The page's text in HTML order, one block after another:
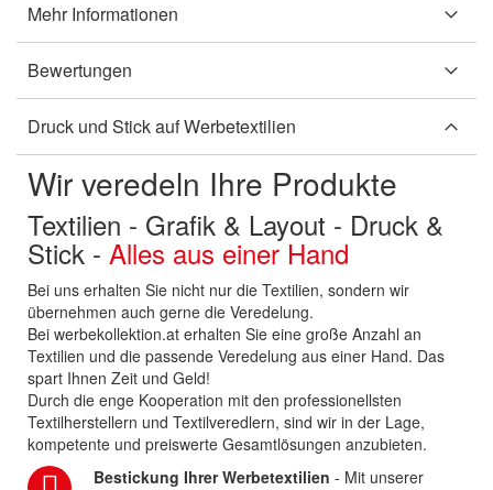
Mehr Informationen
Bewertungen
Druck und Stick auf Werbetextilien
Wir veredeln Ihre Produkte
Textilien - Grafik & Layout - Druck &
Stick - Alles aus einer Hand
Bei uns erhalten Sie nicht nur die Textilien, sondern wir
übernehmen auch gerne die Veredelung.
Bei werbekollektion.at erhalten Sie eine große Anzahl an
Textilien und die passende Veredelung aus einer Hand. Das
spart Ihnen Zeit und Geld!
Durch die enge Kooperation mit den professionellsten
Textilherstellern und Textilveredlern, sind wir in der Lage,
kompetente und preiswerte Gesamtlösungen anzubieten.
Bestickung Ihrer Werbetextilien - Mit unserer